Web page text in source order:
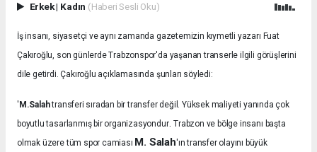
Erkek| Kadın (Haberi Sesli Oku)
İş insanı, siyasetçi ve aynı zamanda gazetemizin kıymetli yazarı Fuat
Çakıroğlu, son günlerde Trabzonspor'da yaşanan transerle ilgili görüşlerini
dile getirdi. Çakıroğlu açıklamasında şunları söyledi:
' M.Salahtransferi sıradan bir transfer değil. Yüksek maliyeti yanında çok
boyutlu tasarlanmış bir organizasyondur.Trabzon ve bölge insanı başta
olmak üzere tüm spor camiası M. Salah'ın transfer olayını büyük